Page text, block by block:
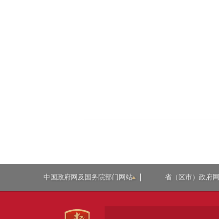
中国政府网及国务院部门网站 省（区市）政府